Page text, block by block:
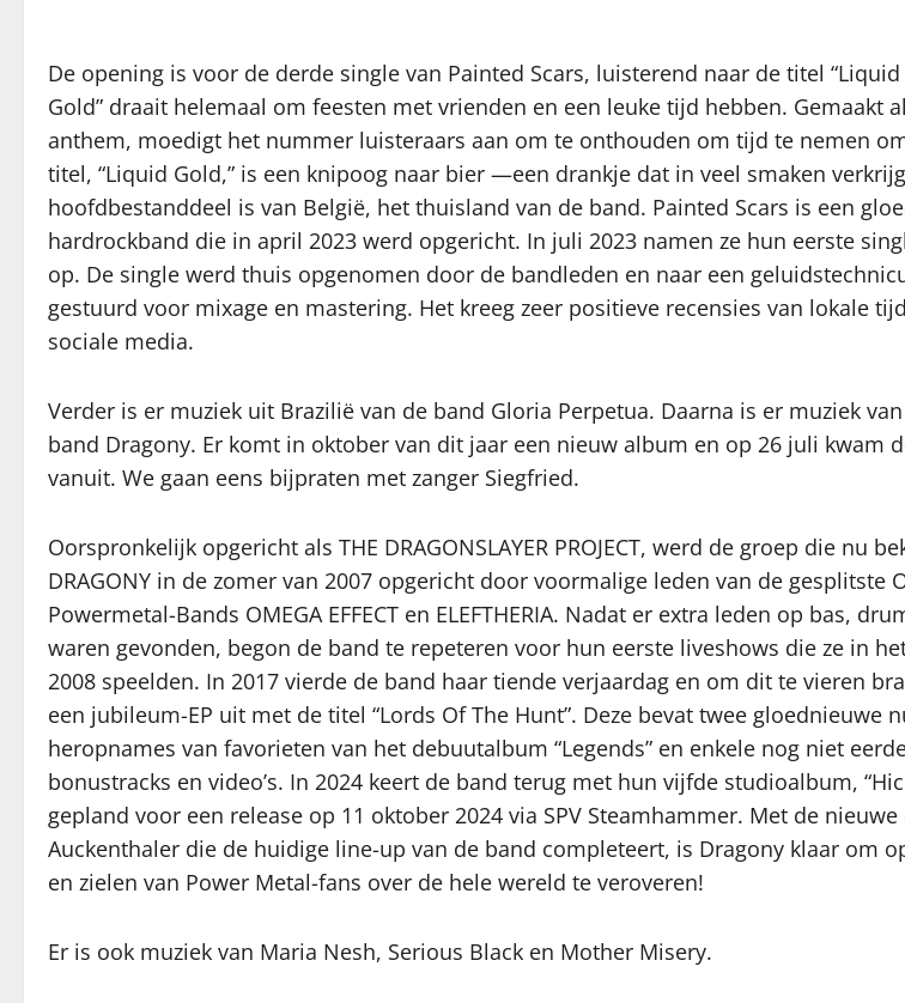
De opening is voor de derde single van Painted Scars, luisterend naar de titel “Liquid
Gold” draait helemaal om feesten met vrienden en een leuke tijd hebben. Gemaakt
anthem, moedigt het nummer luisteraars aan om te onthouden om tijd te nemen
titel, “Liquid Gold,” is een knipoog naar bier —een drankje dat in veel smaken
hoofdbestanddeel is van België, het thuisland van de band. Painted Scars is een
hardrockband die in april 2023 werd opgericht. In juli 2023 namen ze hun eerste
op. De single werd thuis opgenomen door de bandleden en naar een
gestuurd voor mixage en mastering. Het kreeg zeer positieve recensies van lokale
sociale media.
Verder is er muziek uit Brazilië van de band Gloria Perpetua. Daarna is er muziek
band Dragony. Er komt in oktober van dit jaar een nieuw album en op 26 juli kwam
vanuit. We gaan eens bijpraten met zanger Siegfried.
Oorspronkelijk opgericht als THE DRAGONSLAYER PROJECT, werd de groep die nu
DRAGONY in de zomer van 2007 opgericht door voormalige leden van de gesplitste
Powermetal-Bands OMEGA EFFECT en ELEFTHERIA. Nadat er extra leden op bas,
waren gevonden, begon de band te repeteren voor hun eerste liveshows die ze in
2008 speelden. In 2017 vierde de band haar tiende verjaardag en om dit te vieren
een jubileum-EP uit met de titel “Lords Of The Hunt”. Deze bevat twee gloednieuwe
heropnames van favorieten van het debuutalbum “Legends” en enkele nog niet
bonustracks en video’s. In 2024 keert de band terug met hun vijfde studioalbum, “Hic
gepland voor een release op 11 oktober 2024 via SPV Steamhammer. Met de
Auckenthaler die de huidige line-up van de band completeert, is Dragony klaar om
en zielen van Power Metal-fans over de hele wereld te veroveren!
Er is ook muziek van Maria Nesh, Serious Black en Mother Misery.